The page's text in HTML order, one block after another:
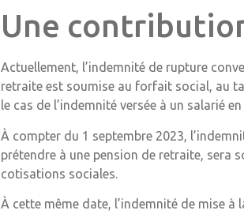
Une
Actuellement, l’indemnité de rupture
retraite est soumise au forfait social, au
le cas de l’indemnité versée à un salarié
À compter du 1 septembre 2023,
prétendre à une pension de retraite, sera
cotisations sociales.
À cette même date, l’indemnité de mise